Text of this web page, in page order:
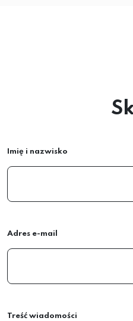
Imię i nazwisko
Adres e-mail
Treść wiadomości